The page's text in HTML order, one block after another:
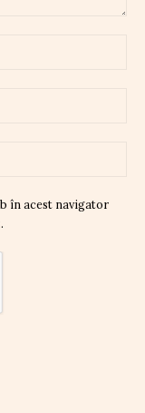
în acest navigator